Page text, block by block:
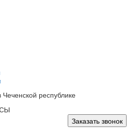
республике
Заказать звонок